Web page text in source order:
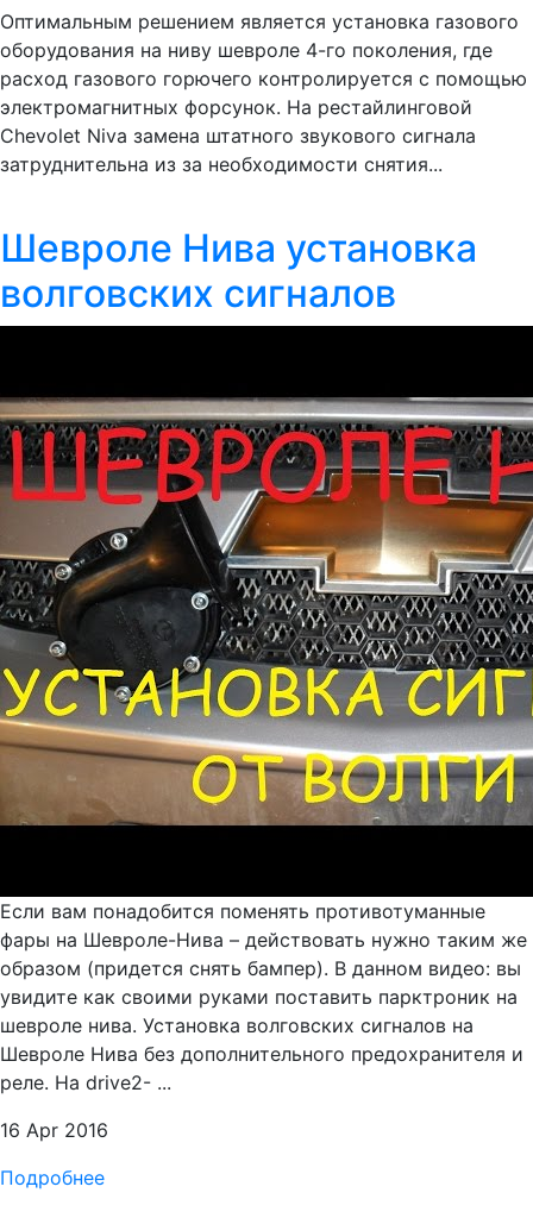
Оптимальным решением является установка газового
оборудования на ниву шевроле 4-го поколения, где
расход газового горючего контролируется с помощью
электромагнитных форсунок. На рестайлинговой
Chevolet Niva замена штатного звукового сигнала
затруднительна из за необходимости снятия...
Шевроле Нива установка
волговских сигналов
Если вам понадобится поменять противотуманные
фары на Шевроле-Нива – действовать нужно таким же
образом (придется снять бампер). В данном видео: вы
увидите как своими руками поставить парктроник на
шевроле нива. Установка волговских сигналов на
Шевроле Нива без дополнительного предохранителя и
реле. На drive2- ...
16 Apr 2016
Подробнее